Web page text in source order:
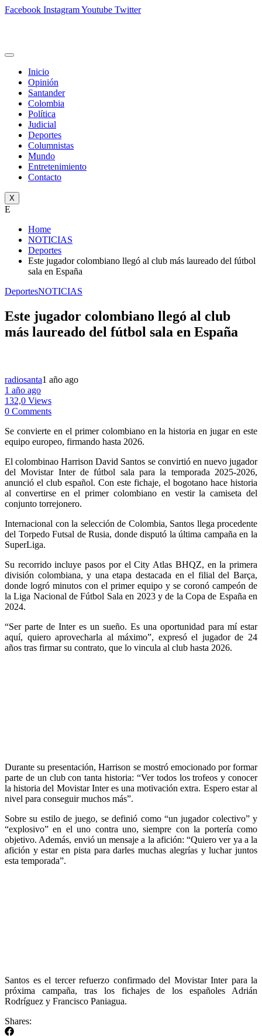
Facebook InstagramYoutube Twitter
Inicio
Opinión
Santander
Colombia
Política
Judicial
Deportes
Columnistas
Mundo
Entretenimiento
Contacto
X
E
Home
NOTICIAS
Deportes
Este jugador colombiano llegó al club más laureado del fútbol
sala en España
DeportesNOTICIAS
Este jugador colombiano llegó al club
más laureado del fútbol sala en España
radiosanta1 año ago
1 año ago
132,0 Views
0 Comments
Se convierte en el primer colombiano en la historia en jugar en este
equipo europeo, firmando hasta 2026.
El colombinao Harrison David Santos se convirtió en nuevo jugador
del Movistar Inter de fútbol sala para la temporada 2025-2026,
anunció el club español. Con este fichaje, el bogotano hace historia
al convertirse en el primer colombiano en vestir la camiseta del
conjunto torrejonero.
Internacional con la selección de Colombia, Santos llega procedente
del Torpedo Futsal de Rusia, donde disputó la última campaña en la
SuperLiga.
Su recorrido incluye pasos por el City Atlas BHQZ, en la primera
división colombiana, y una etapa destacada en el filial del Barça,
donde logró minutos con el primer equipo y se coronó campeón de
la Liga Nacional de Fútbol Sala en 2023 y de la Copa de España en
2024.
“Ser parte de Inter es un sueño. Es una oportunidad para mí estar
aquí, quiero aprovecharla al máximo”, expresó el jugador de 24
años tras firmar su contrato, que lo vincula al club hasta 2026.
Durante su presentación, Harrison se mostró emocionado por formar
parte de un club con tanta historia: “Ver todos los trofeos y conocer
la historia del Movistar Inter es una motivación extra. Espero estar al
nivel para conseguir muchos más”.
Sobre su estilo de juego, se definió como “un jugador colectivo” y
“explosivo” en el uno contra uno, siempre con la portería como
objetivo. Además, envió un mensaje a la afición: “Quiero ver ya a la
afición y estar en pista para darles muchas alegrías y luchar juntos
esta temporada”.
Santos es el tercer refuerzo confirmado del Movistar Inter para la
próxima campaña, tras los fichajes de los españoles Adrián
Rodríguez y Francisco Paniagua.
Shares: